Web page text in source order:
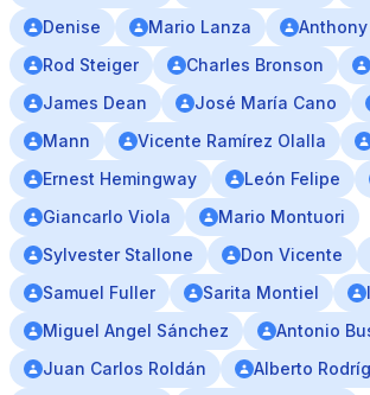
Denise
Mario Lanza
Rod Steiger
Charles Bronson
James Dean
José María Cano
Mann
Vicente Ramírez Olalla
Ernest Hemingway
León Felipe
Giancarlo Viola
Mario Montuori
Sylvester Stallone
Don Vicente
Samuel Fuller
Sarita Montiel
Miguel Angel Sánchez
Antonio
Juan Carlos Roldán
Alberto